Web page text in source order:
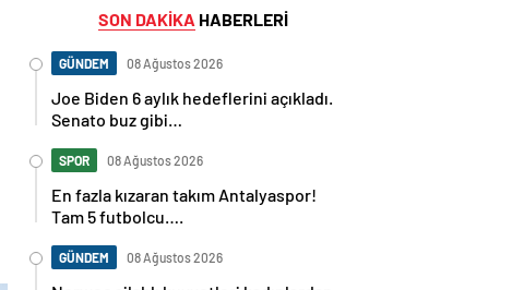
SON DAKİKA HABERLERİ
GÜNDEM 08 Ağustos 2026
Joe Biden 6 aylık hedeflerini açıkladı.
Senato buz gibi…
SPOR 08 Ağustos 2026
En fazla kızaran takım Antalyaspor!
Tam 5 futbolcu….
GÜNDEM 08 Ağustos 2026